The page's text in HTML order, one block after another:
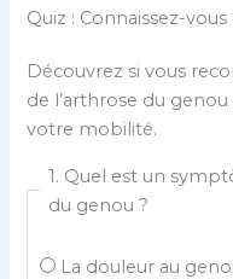
Quiz : Connaissez-
Découvrez si vous
de l’arthrose du
votre mobilité.
1. Quel est un
du genou ?
La douleur au